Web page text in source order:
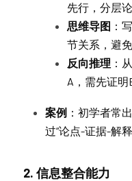
先行，分层论
思维导图 ：
节关系，避
反向推理 ：
A，需先证明
案例 ：初学者常
过“论点-证据-解
2. 信息整合能力